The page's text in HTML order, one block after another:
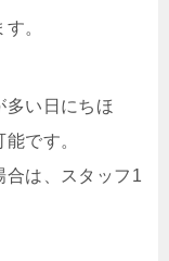
。
多い日にちほ
です。
合は、スタッフ1